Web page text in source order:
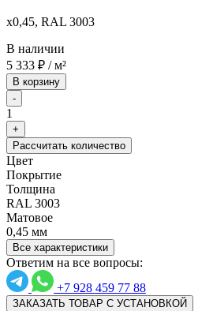
x0,45, RAL 3003
В наличии
5 333 ₽ / м²
В корзину
-
1
+
Рассчитать количество
Цвет
Покрытие
Толщина
RAL 3003
Матовое
0,45 мм
Все характеристики
Ответим на все вопросы:
+7 928 459 77 88
ЗАКАЗАТЬ ТОВАР С УСТАНОВКОЙ